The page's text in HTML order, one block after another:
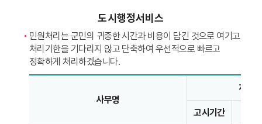
도시행정서비스
민원처리는 군민의 귀중한 시간과 비용이 담긴 것으로 여기고
처리기한을 기다리지 않고 단축하여 우선적으로 빠르고
정확하게 처리하겠습니다.
도시행정 서비스 민원처리 안내 - 사무명, 처리기간(고시 기간, 현행, 단축 목표), 비고 정보제공
사무명
처리
고시기간